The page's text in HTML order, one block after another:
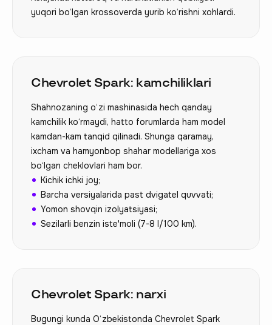
yuqori bo‘lgan krossoverda yurib ko‘rishni xohlardi.
Chevrolet Spark: kamchiliklari
Shahnozaning o‘zi mashinasida hech qanday
kamchilik ko‘rmaydi, hatto forumlarda ham model
kamdan-kam tanqid qilinadi. Shunga qaramay,
ixcham va hamyonbop shahar modellariga xos
bo‘lgan cheklovlari ham bor.
Kichik ichki joy;
Barcha versiyalarida past dvigatel quvvati;
Yomon shovqin izolyatsiyasi;
Sezilarli benzin iste'moli (7-8 l/100 km).
Chevrolet Spark: narxi
Bugungi kunda O‘zbekistonda Chevrolet Spark